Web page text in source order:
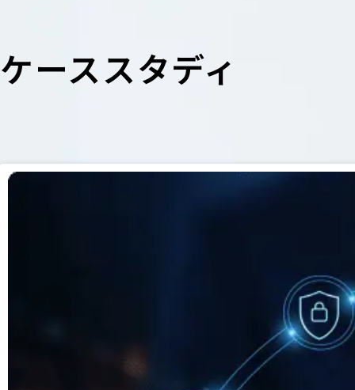
ケーススタディ